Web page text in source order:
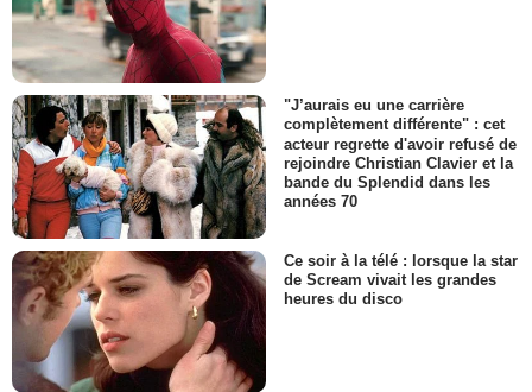
"J’aurais eu une carrière
complètement différente" : cet
acteur regrette d'avoir refusé de
rejoindre Christian Clavier et la
bande du Splendid dans les
années 70
Ce soir à la télé : lorsque la star
de Scream vivait les grandes
heures du disco